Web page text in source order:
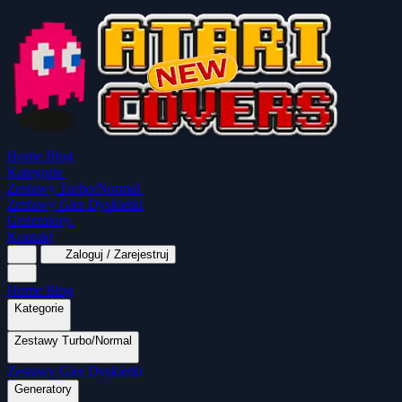
Home Blog
Kategorie
Zestawy Turbo/Normal
Zestawy Gier Dyskietki
Generatory
Kontakt
Zaloguj / Zarejestruj
Home Blog
Kategorie
Wszystkie kategorie
Zestawy Turbo/Normal
MapaSoft Turbo ROM SparkTurbo 2000
Mina Grubcio Normal
Zestawy Gier Dyskietki
Generatory